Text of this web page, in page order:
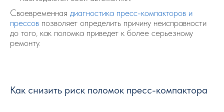
Своевременная диагностика пресс-компакторов и
прессов позволяет определить причину неисправности
до того, как поломка приведет к более серьезному
ремонту.
Как снизить риск поломок пресс-компактора